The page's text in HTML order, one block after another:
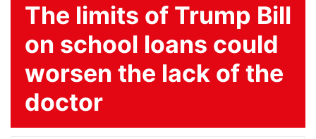
The limits of Trump Bill
on school loans could
worsen the lack of the
doctor